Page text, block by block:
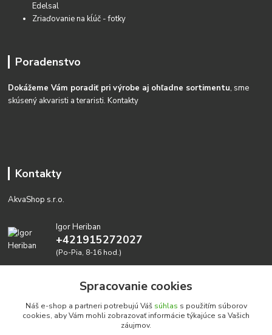
Edelsal
Zriaďovanie na kĺúč - fotky
Poradenstvo
Dokážeme Vám poradiť pri výrobe aj ohľadne sortimentu, sme
skúsený akvaristi a teraristi.Kontakty
Kontakty
AkvaShop s.r.o.
Igor Heriban
+421915272027
(Po-Pia, 8-16 hod.)
Spracovanie cookies
Náš e-shop a partneri potrebujú Váš súhlas s použitím súborov
cookies, aby Vám mohli zobrazovať informácie týkajúce sa Vašich
záujmov.